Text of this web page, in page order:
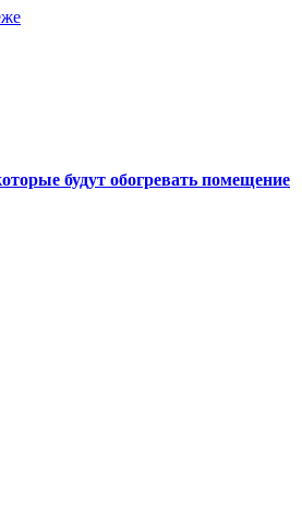
будут обогревать помещение